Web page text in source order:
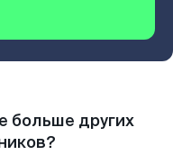
больше других